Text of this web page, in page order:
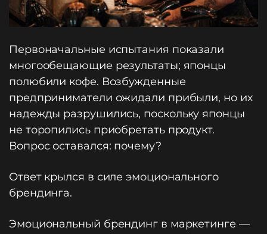
Первоначальные испытания показали
многообещающие результаты; японцы
полюбили кофе. Возбужденные
предприниматели ожидали прибыли, но их
надежды разрушились, поскольку японцы
не торопились приобретать продукт.
Вопрос оставался: почему?
Ответ крылся в силе эмоционального
брендинга.
Эмоциональный брендинг в маркетинге —